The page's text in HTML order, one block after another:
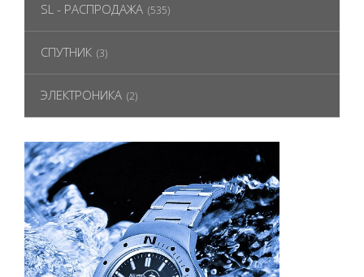
SL - РАСПРОДАЖА (535)
СПУТНИК (3)
ЭЛЕКТРОНИКА (2)